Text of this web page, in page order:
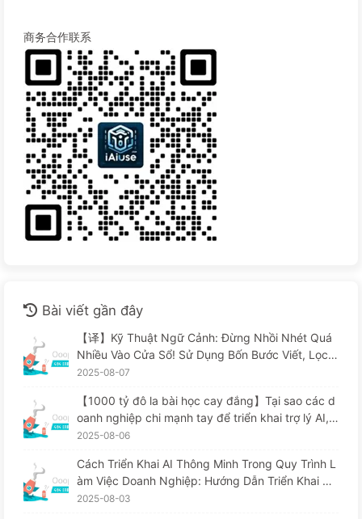
商务合作联系
Bài viết gần đây
【译】Kỹ Thuật Ngữ Cảnh: Đừng Nhồi Nhét Quá
Nhiều Vào Cửa Sổ! Sử Dụng Bốn Bước Viết, Lọc,
Nén Và Tách Rời, Cảnh Giác Với Sự Can Thiệp Gâ
Học AI 170
2025-08-07
【1000 tỷ đô la bài học cay đắng】Tại sao các d
oanh nghiệp chi mạnh tay để triển khai trợ lý AI, n
hưng lại "quên" vào những lúc then chốt, khiến đ
ậm rãi học AI169
2025-08-06
Cách Triển Khai AI Thông Minh Trong Quy Trình L
àm Việc Doanh Nghiệp: Hướng Dẫn Triển Khai Ho
àn Chỉnh Năm 2025 — Chậm Rãi Học AI166
2025-08-03